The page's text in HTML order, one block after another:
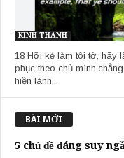
KINH THÁNH
18 Hỡi kẻ làm tôi tớ, hãy
phục theo chủ
hiền lành...
BÀI MỚI
5 chủ đề đáng suy